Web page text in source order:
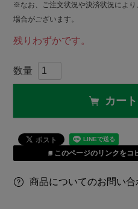
※なお、ご注文状況や決済状況によ
場合がございます。
残りわずかです。
カー
このページのリンクをコ
商品についてのお問い合